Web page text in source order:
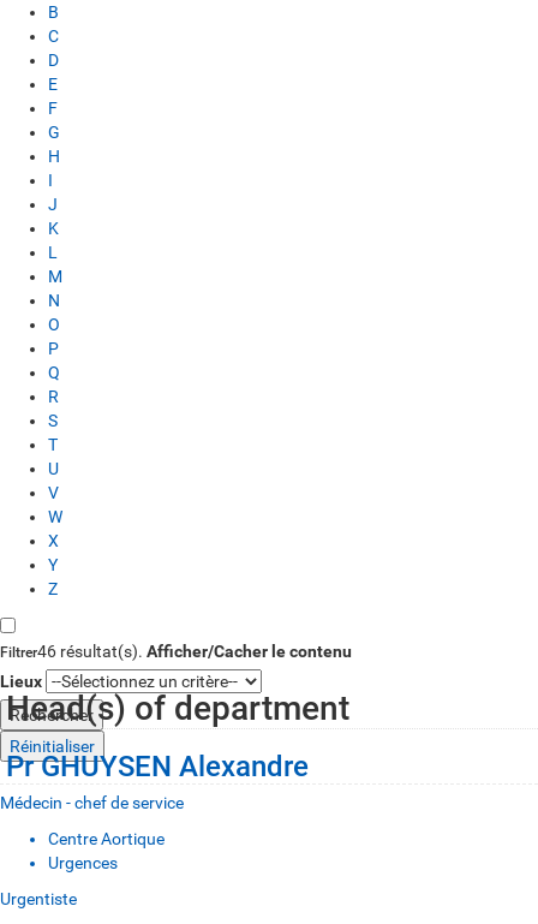
B
C
D
E
F
G
H
I
J
K
L
M
N
O
P
Q
R
S
T
U
V
W
X
Y
Z
Filtrer46 résultat(s). Afficher/Cacher le contenu
Lieux
Réinitialiser
Head(s) of department
Pr GHUYSEN Alexandre
Médecin - chef de service
Centre Aortique
Urgences
Urgentiste